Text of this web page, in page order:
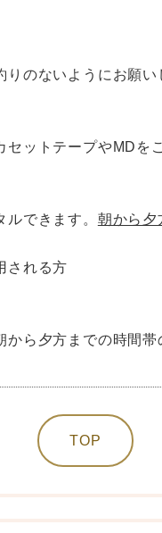
のないようにお願い
ットテープやMDを
できます。 朝から夕
される方
ら夕方までの時間帯
TOP